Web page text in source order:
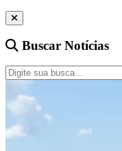
Buscar Notícias